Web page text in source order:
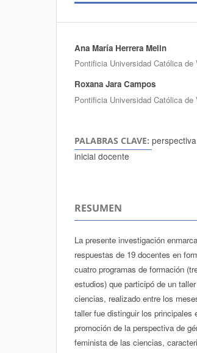
Autores/as
Ana María Herrera Melin
Pontificia Universidad Católica de
Roxana Jara Campos
Pontificia Universidad Católica de
PALABRAS CLAVE:
inicial docente
RESUMEN
La presente investigación
respuestas de 19 docentes en
cuatro programas de formación
estudios) que participó de un
ciencias, realizado entre los
taller fue distinguir los principales
promoción de la perspectiva de
feminista de las ciencias,